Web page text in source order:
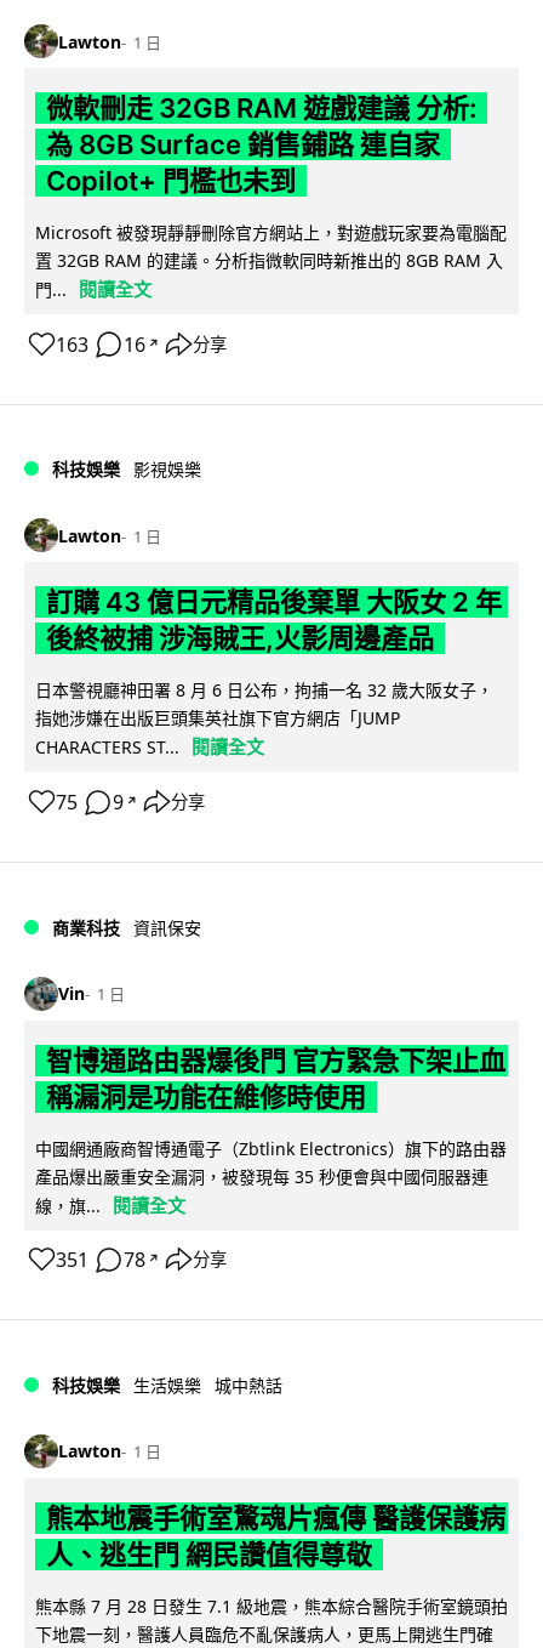
Lawton 1 日
微軟刪走 32GB RAM 遊戲建議 分析:
為 8GB Surface 銷售鋪路 連自家
Copilot+ 門檻也未到
Microsoft 被發現靜靜刪除官方網站上，對遊戲玩家要為電腦配
置 32GB RAM 的建議。分析指微軟同時新推出的 8GB RAM 入
門...
閱讀全文
163 16 ↗ 分享
科技娛樂 影視娛樂
Lawton 1 日
訂購 43 億日元精品後棄單 大阪女 2 年
後終被捕 涉海賊王,火影周邊產品
日本警視廳神田署 8 月 6 日公布，拘捕一名 32 歲大阪女子，
指她涉嫌在出版巨頭集英社旗下官方網店「JUMP
CHARACTERS ST...
閱讀全文
75 9 ↗ 分享
商業科技 資訊保安
Vin 1 日
智博通路由器爆後門 官方緊急下架止血
稱漏洞是功能在維修時使用
中國網通廠商智博通電子（Zbtlink Electronics）旗下的路由器
產品爆出嚴重安全漏洞，被發現每 35 秒便會與中國伺服器連
線，旗...
閱讀全文
351 78 ↗ 分享
科技娛樂 生活娛樂 城中熱話
Lawton 1 日
熊本地震手術室驚魂片瘋傳 醫護保護病
人、逃生門 網民讚值得尊敬
熊本縣 7 月 28 日發生 7.1 級地震，熊本綜合醫院手術室鏡頭拍
下地震一刻，醫護人員臨危不亂保護病人，更馬上開逃生門確